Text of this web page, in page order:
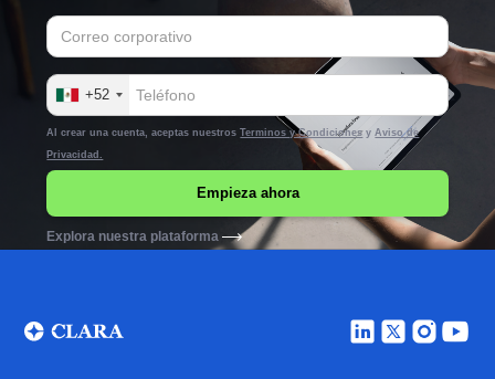
+52
Al crear una cuenta, aceptas nuestrosTerminos y CondicionesyAviso de
Privacidad.
Explora nuestra plataforma